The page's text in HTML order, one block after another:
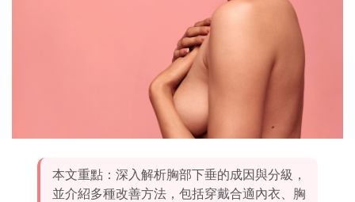
本文重點：深入解析胸部下垂的成因與分級，
並介紹多種改善方法，包括穿戴合適內衣、胸